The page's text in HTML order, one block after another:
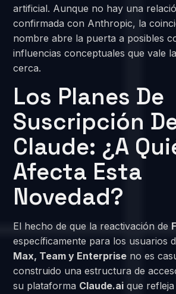
artificial. Aunque no hay una
confirmada con Anthropic, la
nombre abre la puerta a posibles
influencias conceptuales que vale
cerca.
Los Planes De
Suscripción
Claude: ¿A
Afecta Esta
Novedad?
El hecho de que la reactivación de
específicamente para los usuarios
Max, Team y Enterprise no es
construido una estructura de
su plataforma Claude.ai que